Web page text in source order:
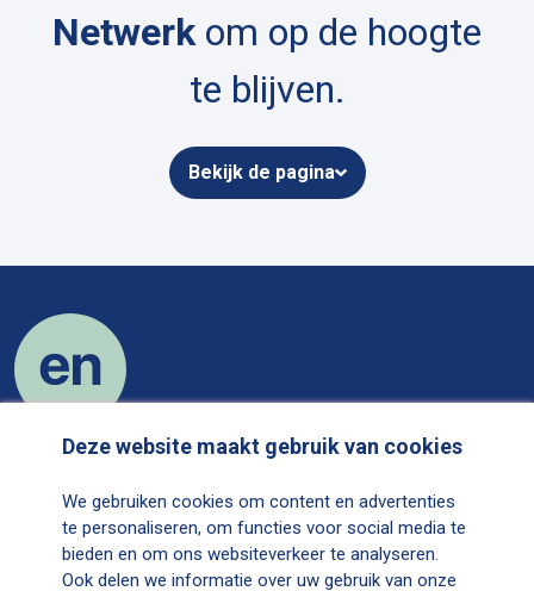
Deze website maakt gebruik van cookies
We gebruiken cookies om content en advertenties
te personaliseren, om functies voor social media te
bieden en om ons websiteverkeer te analyseren.
Ook delen we informatie over uw gebruik van onze
Netwerkom op de hoogte
te blijven.
Bekijk de pagina
Contact
Over EetstoornissenNetwerk.nl
Cookiestatement
Privacystatement